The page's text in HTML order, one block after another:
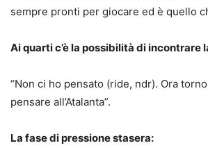
sempre pronti per giocare ed è quello
Ai quarti c’è la possibilità di incontrare
“Non ci ho pensato (ride, ndr). Ora
pensare all’Atalanta”.
La fase di pressione stasera: